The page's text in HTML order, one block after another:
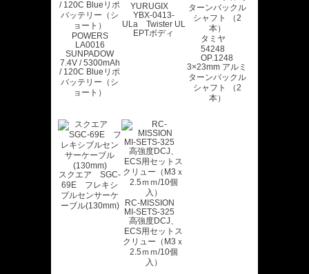
POWERS
LA0016
SUNPADOW
7.4V / 5300mAh
/ 120C Blueリポ
バッテリー（シ
ョート）
YURUGIX
YBX-0413-
ULa Twister UL
EPTボディ
タミヤ
54248
OP.1248
3×23mm アルミ
ターンバックル
シャフト （2
本）
スクエア SGC-
69E フレキシ
ブルセンサーケ
ーブル(130mm)
RC-MISSION
MI-SETS-325
高強度DCJ、
ECS用セットス
クリュー（M3ｘ
2.5ｍｍ/10個
入）